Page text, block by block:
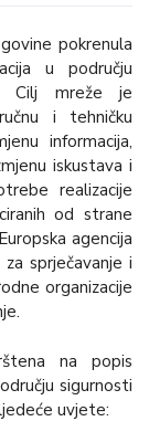
pokrenula
u području
Cilj mreže je
i tehničku
informacija,
iskustava i
realizacije
od strane
agencija
sprječavanje i
organizacije
na popis
sigurnosti
uvjete: